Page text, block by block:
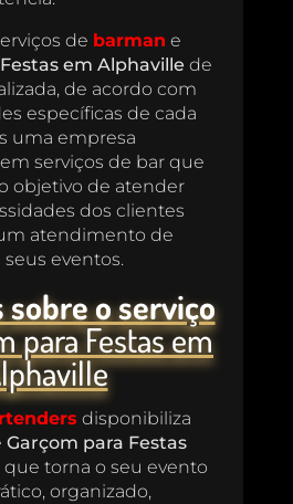
de barman e
em Alphaville de
de acordo com
específicas de cada
uma empresa
serviços de bar que
objetivo de atender
dos clientes
atendimento de
eventos.
sobre o serviço
para Festas em
disponibiliza
Garçom para Festas
que torna o seu evento
organizado,